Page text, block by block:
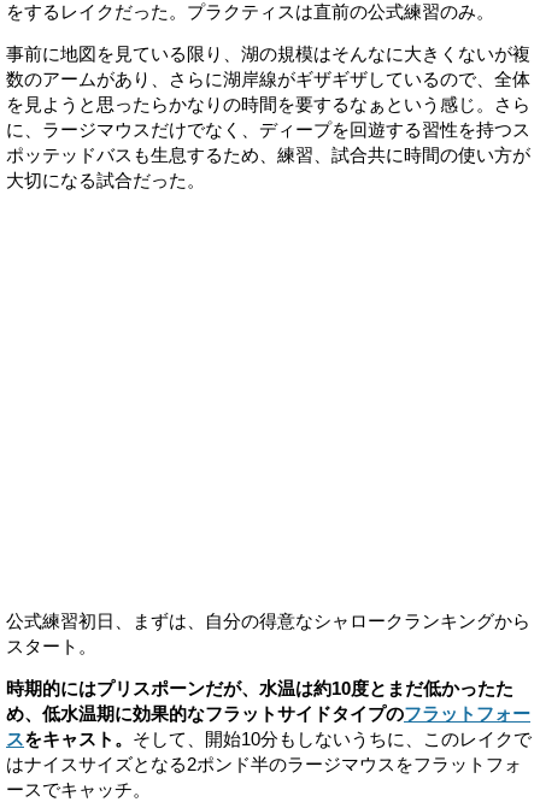
をするレイクだった。プラクティスは直前の公式練習のみ。
事前に地図を見ている限り、湖の規模はそんなに大きくないが複
数のアームがあり、さらに湖岸線がギザギザしているので、全体
を見ようと思ったらかなりの時間を要するなぁという感じ。さら
に、ラージマウスだけでなく、ディープを回遊する習性を持つス
ポッテッドバスも生息するため、練習、試合共に時間の使い方が
大切になる試合だった。
公式練習初日、まずは、自分の得意なシャロークランキングから
スタート。
時期的にはプリスポーンだが、水温は約10度とまだ低かったた
め、低水温期に効果的なフラットサイドタイプのフラットフォー
スをキャスト。 そして、開始10分もしないうちに、このレイクで
はナイスサイズとなる2ポンド半のラージマウスをフラットフォ
ースでキャッチ。